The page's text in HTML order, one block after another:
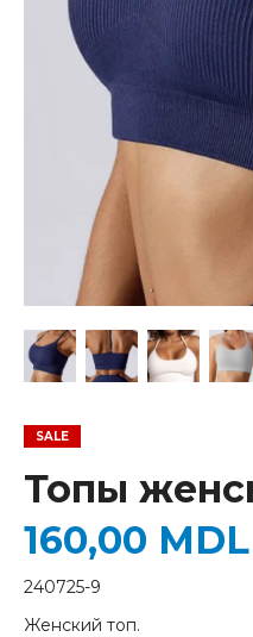
Топы
Женский топ.
160,00 MDL
240725-9